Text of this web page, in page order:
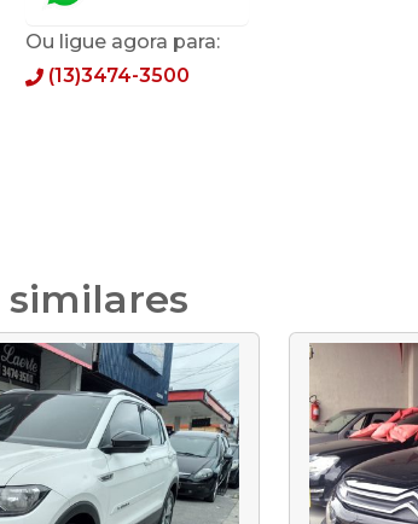
Ou ligue agora para:
(13)3474-3500
similares